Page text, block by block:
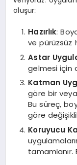
oluşur:
Hazırlık:
ve pürüzsüz
Astar
gelmesi için
Katman
göre bir
Bu süreç,
göre
Koruyucu
tamamlanır.